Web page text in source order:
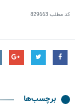
کد مطلب829663
برچسب‌ها